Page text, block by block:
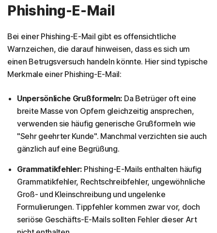
Phishing-E-Mail
Bei einer Phishing-E-Mail gibt es offensichtliche
Warnzeichen, die darauf hinweisen, dass es sich um
einen Betrugsversuch handeln könnte. Hier sind typische
Merkmale einer Phishing-E-Mail:
Unpersönliche Grußformeln: Da Betrüger oft eine
breite Masse von Opfern gleichzeitig ansprechen,
verwenden sie häufig generische Grußformeln wie
"Sehr geehrter Kunde". Manchmal verzichten sie auch
gänzlich auf eine Begrüßung.
Grammatikfehler: Phishing-E-Mails enthalten häufig
Grammatikfehler, Rechtschreibfehler, ungewöhnliche
Groß- und Kleinschreibung und ungelenke
Formulierungen. Tippfehler kommen zwar vor, doch
seriöse Geschäfts-E-Mails sollten Fehler dieser Art